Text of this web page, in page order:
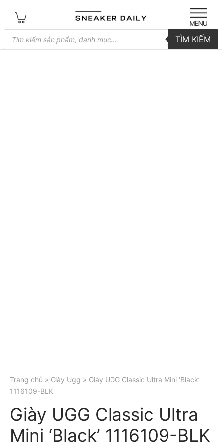
Tìm
kiếm
sản
TÌM KIẾM
Trang chủ » Giày Ugg » Giày UGG Classic Ultra Mini ‘Black’
1116109-BLK
Giày UGG Classic Ultra
Mini ‘Black’ 1116109-BLK